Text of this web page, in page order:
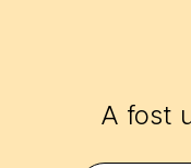
A fost